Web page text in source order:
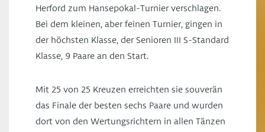
Herford zum Hansepokal-Turnier verschlagen.
Bei dem kleinen, aber feinen Turnier, gingen in
der höchsten Klasse, der Senioren III S-Standard
Klasse, 9 Paare an den Start.
Mit 25 von 25 Kreuzen erreichten sie souverän
das Finale der besten sechs Paare und wurden
dort von den Wertungsrichtern in allen Tänzen